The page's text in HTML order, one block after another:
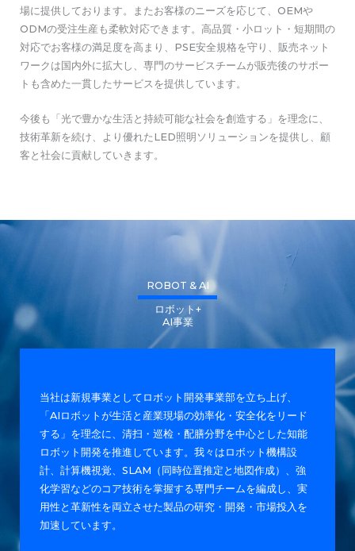
場に提供しております。またお客様のニーズを応じて、OEMや
ODMの受注生産も柔軟対応できます。高品質・小ロット・短期間の
対応でお客様の満足度を高まり、PSE安全規格を守り、販売ネット
ワークは国内外に拡大し、専門のサービスチームが販売後のサポー
トも含めた一貫したサービスを提供しています。
今後も「光で豊かな生活と持続可能な社会を創造する」を理念に、
技術革新を続け、より優れたLED照明ソリューションを提供し、顧
客と社会に貢献していきます。
ROBOT & AI
ロボット+
AI事業
当社は新規事業としてロボット開発事業部を立ち上げ、
「AIロボットが生活と産業現場の効率化・安全化をリード
する」を理念に、清扫・巡检・配膳分野を中心とした知能
ロボット開発を推進しています。我々はロボット機構設
計、計算機視覚、SLAM（同時位置推定と地図作成）、強
化学習などのコア技術を掌握する専門チームを編成し、実
用性と革新性を両立させた製品の研究・開発・市場投入を
加速しています。